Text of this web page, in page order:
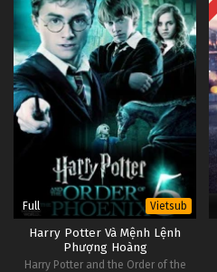
Full Vietsub
Harry Potter Và Mệnh Lệnh
Phượng Hoàng
Harry Potter and the Order of the